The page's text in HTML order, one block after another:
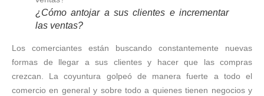
¿Cómo antojar a sus clientes e incrementar
las ventas?
Los comerciantes están buscando constantemente nuevas
formas de llegar a sus clientes y hacer que las compras
crezcan. La coyuntura golpeó de manera fuerte a todo el
comercio en general y sobre todo a quienes tienen negocios y